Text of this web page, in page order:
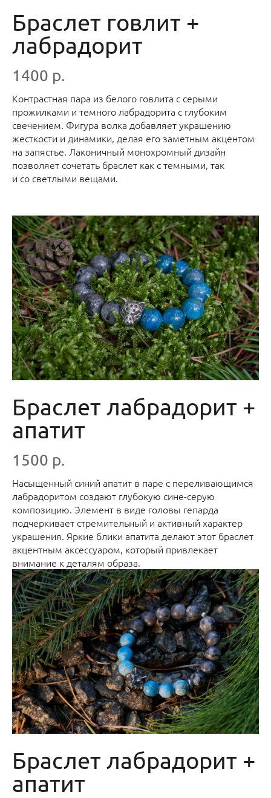
Браслет говлит +
лабрадорит
1400 р.
Контрастная пара из белого говлита с серыми
прожилками и темного лабрадорита с глубоким
свечением. Фигура волка добавляет украшению
жесткости и динамики, делая его заметным акцентом
на запястье. Лаконичный монохромный дизайн
позволяет сочетать браслет как с темными, так
и со светлыми вещами.
Браслет лабрадорит +
апатит
1500 р.
Насыщенный синий апатит в паре с переливающимся
лабрадоритом создают глубокую сине-серую
композицию. Элемент в виде головы гепарда
подчеркивает стремительный и активный характер
украшения. Яркие блики апатита делают этот браслет
акцентным аксессуаром, который привлекает
внимание к деталям образа.
Браслет лабрадорит +
апатит